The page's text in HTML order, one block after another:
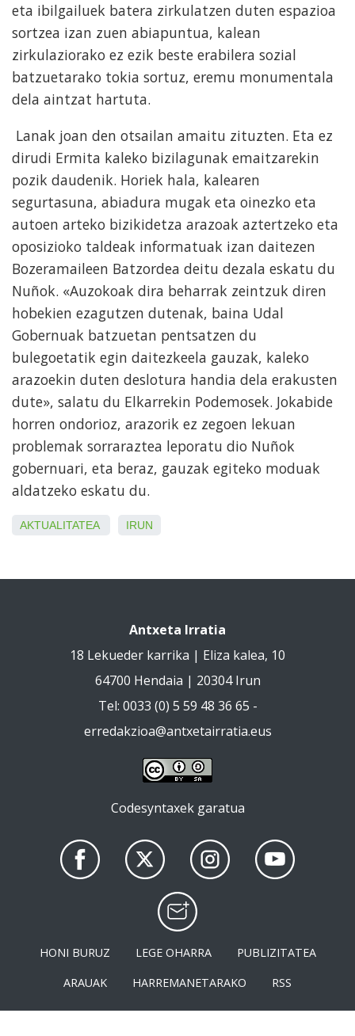
eta ibilgailuek batera zirkulatzen duten espazioa
sortzea izan zuen abiapuntua, kalean
zirkulaziorako ez ezik beste erabilera sozial
batzuetarako tokia sortuz, eremu monumentala
dela aintzat hartuta.
Lanak joan den otsailan amaitu zituzten. Eta ez
dirudi Ermita kaleko bizilagunak emaitzarekin
pozik daudenik. Horiek hala, kalearen
segurtasuna, abiadura mugak eta oinezko eta
autoen arteko bizikidetza arazoak aztertzeko eta
oposizioko taldeak informatuak izan daitezen
Bozeramaileen Batzordea deitu dezala eskatu du
Nuñok. «Auzokoak dira beharrak zeintzuk diren
hobekien ezagutzen dutenak, baina Udal
Gobernuak batzuetan pentsatzen du
bulegoetatik egin daitezkeela gauzak, kaleko
arazoekin duten deslotura handia dela erakusten
dute», salatu du Elkarrekin Podemosek. Jokabide
horren ondorioz, arazorik ez zegoen lekuan
problemak sorraraztea leporatu dio Nuñok
gobernuari, eta beraz, gauzak egiteko moduak
aldatzeko eskatu du.
AKTUALITATEA IRUN
Antxeta Irratia
18 Lekueder karrika | Eliza kalea, 10
64700 Hendaia | 20304 Irun
Tel: 0033 (0) 5 59 48 36 65 -
erredakzioa@antxetairratia.eus
Codesyntaxek garatua
HONI BURUZ LEGE OHARRA
PUBLIZITATEA
ARAUAK
HARREMANETARAKO RSS